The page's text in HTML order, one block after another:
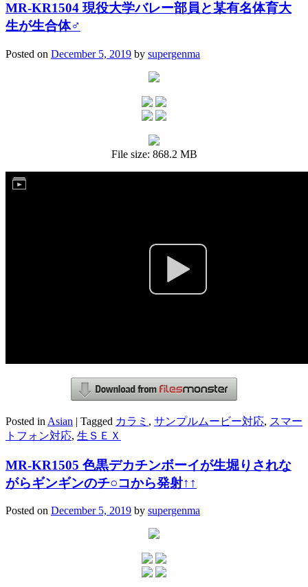
MR-KR1504 現役大学バレー部員と某有名体育大
生が生合体♂
Posted on December 5, 2019 by supergenma
File size: 868.2 MB
Posted in Asian | Tagged カラミ , サンプルムービー対応, スマー
トフォン対応, 生ＳＥＸ
MR-KR1505 色黒デカチンボーイが生堀りされな
がらギンギンのチ○コから発射↑↑
Posted on December 5, 2019 by supergenma